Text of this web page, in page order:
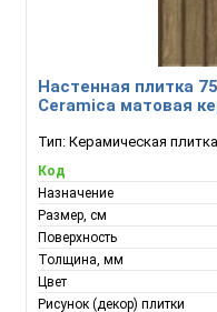
Настенная плитка
Ceramica матовая
Тип: Керамическая плитка
Код
Назначение
Размер, см
Поверхность
Толщина, мм
Цвет
Рисунок (декор) плитки